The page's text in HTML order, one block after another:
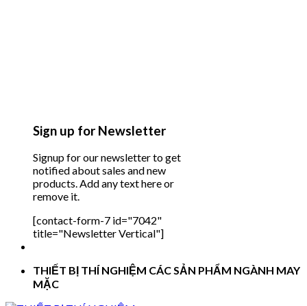
Sign up for Newsletter
Signup for our newsletter to get
notified about sales and new
products. Add any text here or
remove it.
[contact-form-7 id="7042"
title="Newsletter Vertical"]
THIẾT BỊ THÍ NGHIỆM CÁC SẢN PHẨM NGÀNH MAY
MẶC